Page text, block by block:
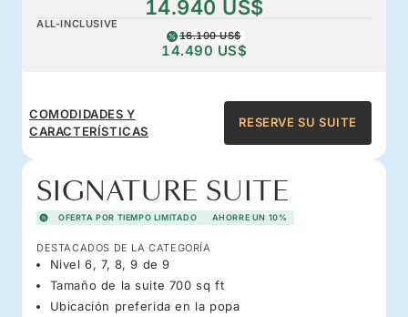
14.940 US$
ALL-INCLUSIVE
16.100 US$
14.490 US$
COMODIDADES Y
CARACTERÍSTICAS
RESERVE SU SUITE
SIGNATURE SUITE
OFERTA POR TIEMPO LIMITADO AHORRE UN 10%
DESTACADOS DE LA CATEGORÍA
Nivel 6, 7, 8, 9 de 9
Tamaño de la suite 700 sq ft
Ubicación preferida en la popa